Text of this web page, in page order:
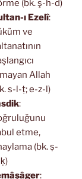
(bk. ş-h-d)
ı Ezelî:
ve
Allah
s-l-ṭ; e-z-l)
:
etme,
(bk. ṣ-
: